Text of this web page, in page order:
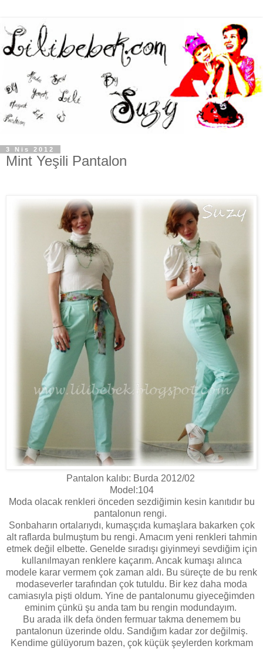
3 Nis 2012
Mint Yeşili Pantalon
Pantalon kalıbı: Burda 2012/02
Model:104
Moda olacak renkleri önceden sezdiğimin kesin kanıtıdır bu
pantalonun rengi.
Sonbaharın ortalarıydı, kumaşçıda kumaşlara bakarken çok
alt raflarda bulmuştum bu rengi. Amacım yeni renkleri tahmin
etmek değil elbette. Genelde sıradışı giyinmeyi sevdiğim için
kullanılmayan renklere kaçarım. Ancak kumaşı alınca
modele karar vermem çok zaman aldı. Bu süreçte de bu renk
modaseverler tarafından çok tutuldu. Bir kez daha moda
camiasıyla pişti oldum. Yine de pantalonumu giyeceğimden
eminim çünkü şu anda tam bu rengin modundayım.
Bu arada ilk defa önden fermuar takma denemem bu
pantalonun üzerinde oldu. Sandığım kadar zor değilmiş.
Kendime gülüyorum bazen, çok küçük şeylerden korkmam